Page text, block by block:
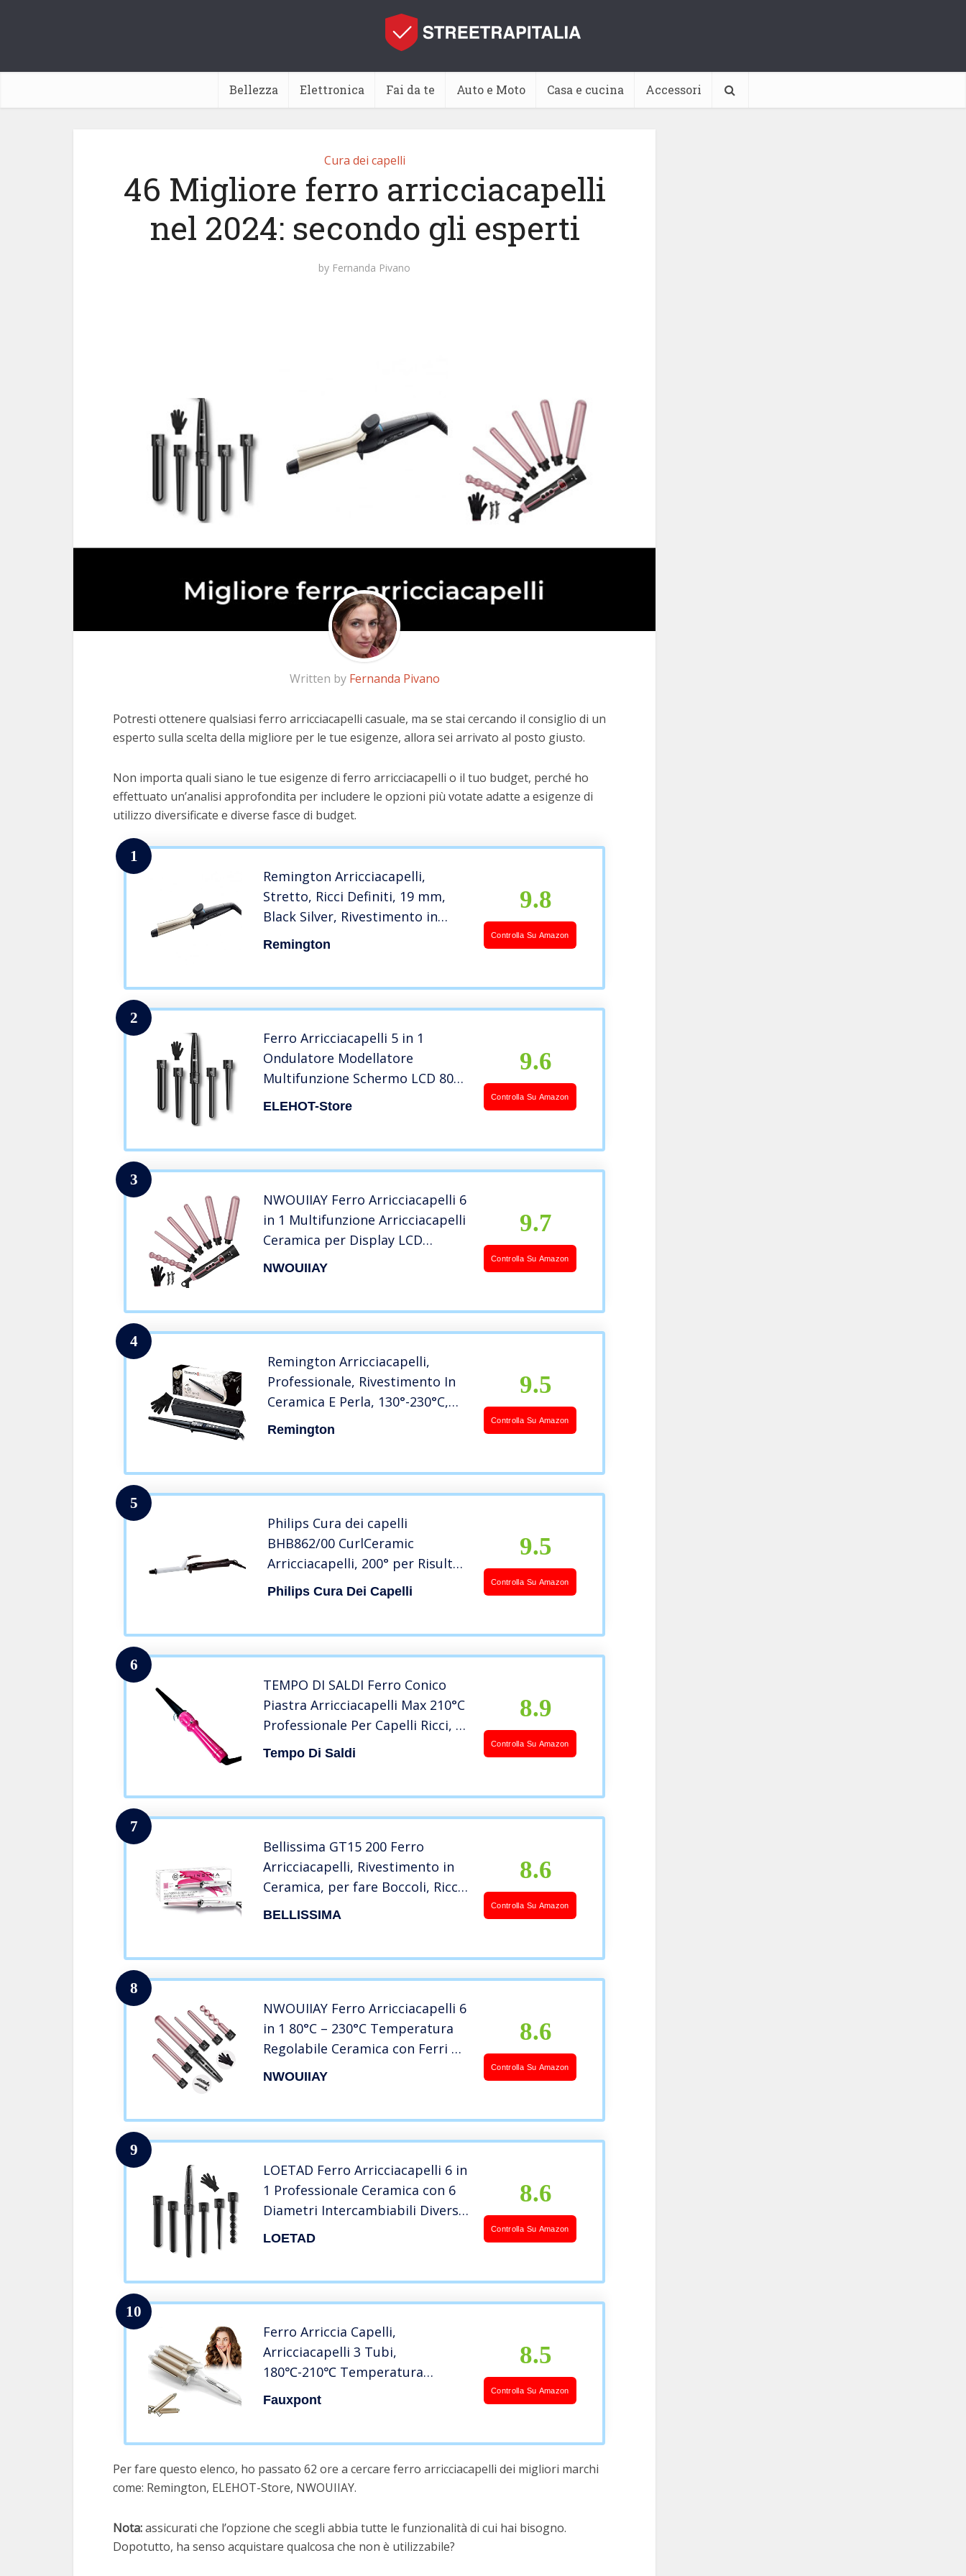
Bellezza Elettronica Fai da te Auto e Moto Casa e cucina Accessori
Cura dei capelli
46 Migliore ferro arricciacapelli
nel 2024: secondo gli esperti
by Fernanda Pivano
Written by Fernanda Pivano
Potresti ottenere qualsiasi ferro arricciacapelli casuale, ma se stai cercando il consiglio di un
esperto sulla scelta della migliore per le tue esigenze, allora sei arrivato al posto giusto.
Non importa quali siano le tue esigenze di ferro arricciacapelli o il tuo budget, perché ho
effettuato un’analisi approfondita per includere le opzioni più votate adatte a esigenze di
utilizzo diversificate e diverse fasce di budget.
1
Remington Arricciacapelli,
Stretto, Ricci Definiti, 19 mm,
Black Silver, Rivestimento in
Ceramica e Tormalina,
Antistatico, Protezione dal
Remington
9.8
Controlla Su Amazon
2
Ferro Arricciacapelli 5 in 1
Ondulatore Modellatore
Multifunzione Schermo LCD 80°C
– 230°C Temperatura Regolabile
ELEHOT-Store
9.6
Controlla Su Amazon
3
NWOUIIAY Ferro Arricciacapelli 6
in 1 Multifunzione Arricciacapelli
Ceramica per Display LCD
60℃-220℃ Temperatura
NWOUIIAY
9.7
Controlla Su Amazon
4
Remington Arricciacapelli,
Professionale, Rivestimento In
Ceramica E Perla, 130°-230°C,
Nero, Riscaldamento Rapido 30
sec, Punto Freddo,
Remington
9.5
Controlla Su Amazon
5
Philips Cura dei capelli
BHB862/00 CurlCeramic
Arricciacapelli, 200° per Risultati
Efficaci, 16 mm, Blanco, Nero
Philips Cura Dei Capelli
9.5
Controlla Su Amazon
6
TEMPO DI SALDI Ferro Conico
Piastra Arricciacapelli Max 210°C
Professionale Per Capelli Ricci, 0,
1
Tempo Di Saldi
8.9
Controlla Su Amazon
7
Bellissima GT15 200 Ferro
Arricciacapelli, Rivestimento in
Ceramica, per fare Boccoli, Ricci
stretti e definiti, Temperatura
BELLISSIMA
8.6
Controlla Su Amazon
8
NWOUIIAY Ferro Arricciacapelli 6
in 1 80°C – 230°C Temperatura
Regolabile Ceramica con Ferri di
Diverso Diametro Ondulatore
NWOUIIAY
8.6
Controlla Su Amazon
9
LOETAD Ferro Arricciacapelli 6 in
1 Professionale Ceramica con 6
Diametri Intercambiabili Diversi
Schermo LED Temperatura
LOETAD
8.6
Controlla Su Amazon
10
Ferro Arriccia Capelli,
Arricciacapelli 3 Tubi,
180℃-210℃ Temperatura
regolabile, Ferro Arricciacapelli
Professionale Ceramica,
rapido (25mm)
Fauxpont
8.5
Controlla Su Amazon
Per fare questo elenco, ho passato 62 ore a cercare ferro arricciacapelli dei migliori marchi
come: Remington, ELEHOT-Store, NWOUIIAY.
Nota:assicurati che l’opzione che scegli abbia tutte le funzionalità di cui hai bisogno.
Dopotutto, ha senso acquistare qualcosa che non è utilizzabile?